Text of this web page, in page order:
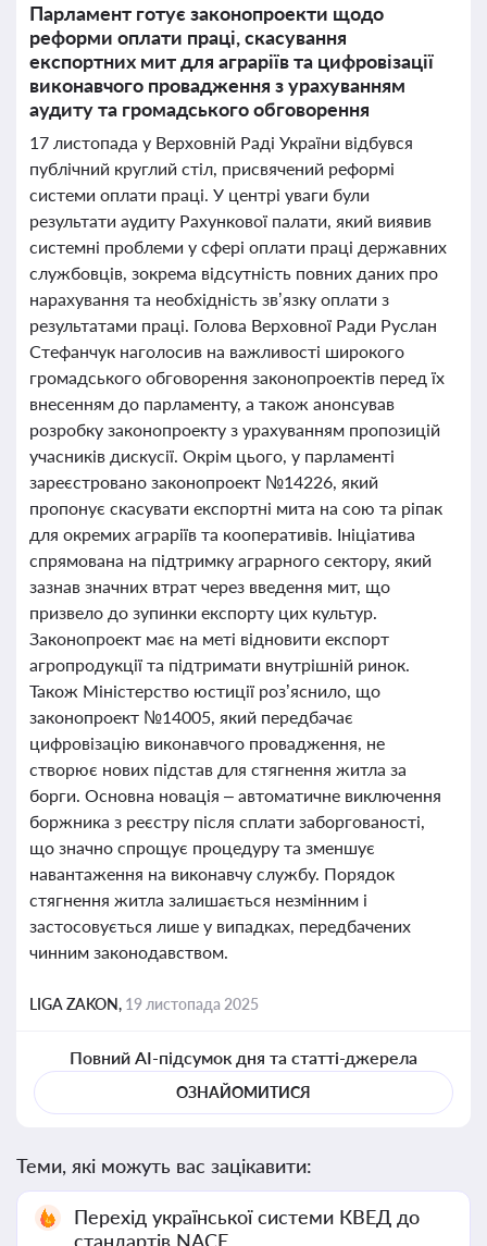
Парламент готує законопроекти щодо
реформи оплати праці, скасування
експортних мит для аграріїв та цифровізації
виконавчого провадження з урахуванням
аудиту та громадського обговорення
17 листопада у Верховній Раді України відбувся
публічний круглий стіл, присвячений реформі
системи оплати праці. У центрі уваги були
результати аудиту Рахункової палати, який виявив
системні проблеми у сфері оплати праці державних
службовців, зокрема відсутність повних даних про
нарахування та необхідність зв’язку оплати з
результатами праці. Голова Верховної Ради Руслан
Стефанчук наголосив на важливості широкого
громадського обговорення законопроектів перед їх
внесенням до парламенту, а також анонсував
розробку законопроекту з урахуванням пропозицій
учасників дискусії. Окрім цього, у парламенті
зареєстровано законопроект №14226, який
пропонує скасувати експортні мита на сою та ріпак
для окремих аграріїв та кооперативів. Ініціатива
спрямована на підтримку аграрного сектору, який
зазнав значних втрат через введення мит, що
призвело до зупинки експорту цих культур.
Законопроект має на меті відновити експорт
агропродукції та підтримати внутрішній ринок.
Також Міністерство юстиції роз’яснило, що
законопроект №14005, який передбачає
цифровізацію виконавчого провадження, не
створює нових підстав для стягнення житла за
борги. Основна новація – автоматичне виключення
боржника з реєстру після сплати заборгованості,
що значно спрощує процедуру та зменшує
навантаження на виконавчу службу. Порядок
стягнення житла залишається незмінним і
застосовується лише у випадках, передбачених
чинним законодавством.
LIGA ZAKON, 19 листопада 2025
Повний AI-підсумок дня та статті-джерела
ОЗНАЙОМИТИСЯ
Теми, які можуть вас зацікавити:
Перехід української системи КВЕД до
стандартів NACE